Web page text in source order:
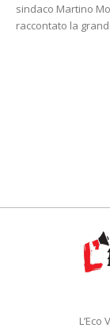
sindaco Martino
raccontato la